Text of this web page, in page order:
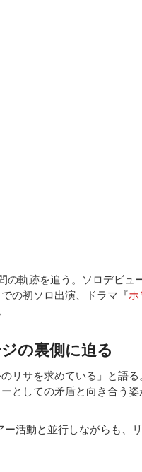
の軌跡を追う。ソロデビ
の初ソロ出演、ドラマ『
の裏側に迫る
リサを求めている」と語
としての矛盾と向き合う姿
ー活動と並行しながらも